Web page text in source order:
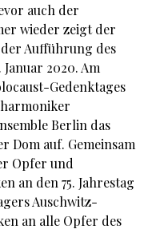
auch der
wieder zeigt der
Aufführung des
2020. Am
Gedenktages
Berlin das
Dom auf. Gemeinsam
Opfer und
an den 75. Jahrestag
Auschwitz-
an alle Opfer des